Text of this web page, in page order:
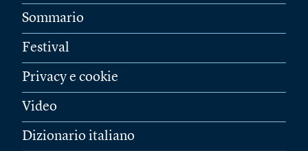
Sommario
Festival
Privacy e cookie
Video
Dizionario italiano